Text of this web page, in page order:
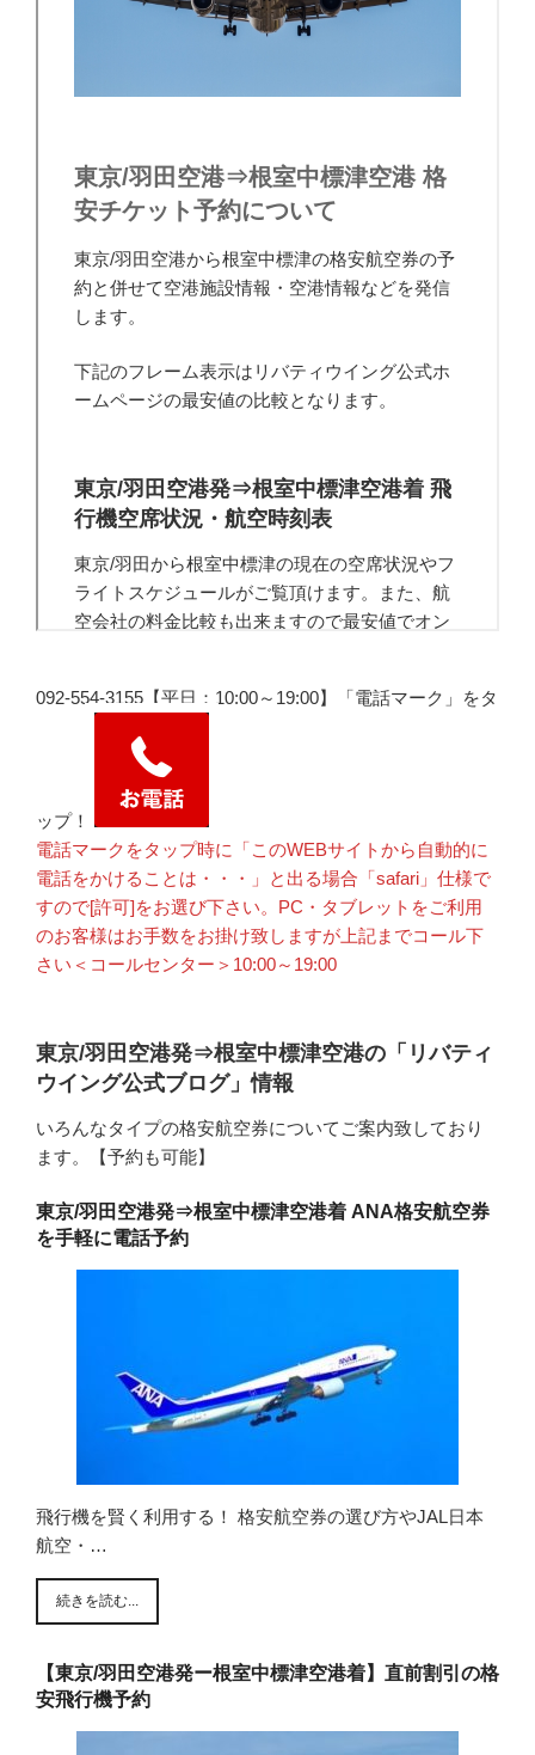
092-554-3155【平日：10:00～19:00】「電話マーク」をタ
ップ！
電話マークをタップ時に「このWEBサイトから自動的に
電話をかけることは・・・」と出る場合「safari」仕様で
すので[許可]をお選び下さい。PC・タブレットをご利用
のお客様はお手数をお掛け致しますが上記までコール下
さい＜コールセンター＞10:00～19:00
東京/羽田空港発⇒根室中標津空港の「リバティ
ウイング公式ブログ」情報
いろんなタイプの格安航空券についてご案内致しており
ます。【予約も可能】
東京/羽田空港発⇒根室中標津空港着 ANA格安航空券
を手軽に電話予約
飛行機を賢く利用する！ 格安航空券の選び方やJAL日本
航空・…
続きを読む...
【東京/羽田空港発ー根室中標津空港着】直前割引の格
安飛行機予約